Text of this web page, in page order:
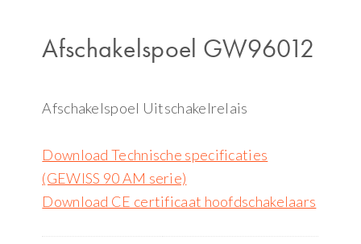
Afschakelspoel GW96012
Afschakelspoel Uitschakelrelais
Download Technische specificaties
(GEWISS 90 AM serie)
Download CE certificaat hoofdschakelaars